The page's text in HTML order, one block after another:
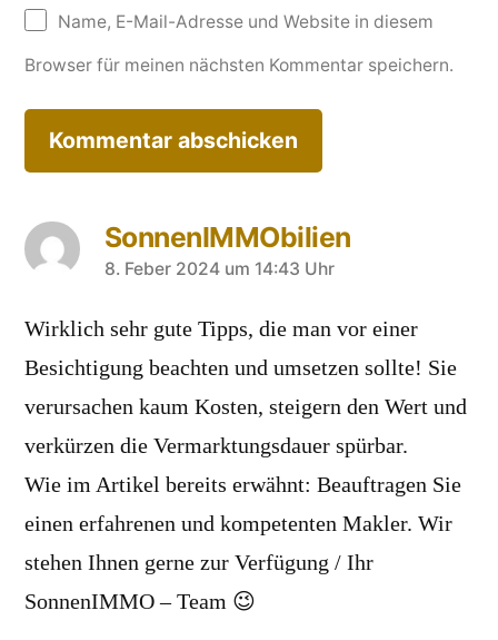
Name, E-Mail-Adresse und Website in diesem
Browser für meinen nächsten Kommentar speichern.
SonnenIMMObilien
schreibt:
8. Feber 2024 um 14:43 Uhr
Wirklich sehr gute Tipps, die man vor einer
Besichtigung beachten und umsetzen sollte! Sie
verursachen kaum Kosten, steigern den Wert und
verkürzen die Vermarktungsdauer spürbar.
Wie im Artikel bereits erwähnt: Beauftragen Sie
einen erfahrenen und kompetenten Makler. Wir
stehen Ihnen gerne zur Verfügung / Ihr
SonnenIMMO – Team 😉